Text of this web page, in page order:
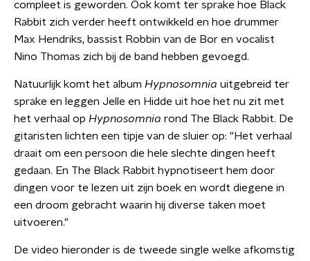
compleet is geworden. Ook komt ter sprake hoe Black
Rabbit zich verder heeft ontwikkeld en hoe drummer
Max Hendriks, bassist Robbin van de Bor en vocalist
Nino Thomas zich bij de band hebben gevoegd.
Natuurlijk komt het album Hypnosomnia uitgebreid ter
sprake en leggen Jelle en Hidde uit hoe het nu zit met
het verhaal op Hypnosomnia rond The Black Rabbit. De
gitaristen lichten een tipje van de sluier op: "Het verhaal
draait om een persoon die hele slechte dingen heeft
gedaan. En The Black Rabbit hypnotiseert hem door
dingen voor te lezen uit zijn boek en wordt diegene in
een droom gebracht waarin hij diverse taken moet
uitvoeren."
De video hieronder is de tweede single welke afkomstig